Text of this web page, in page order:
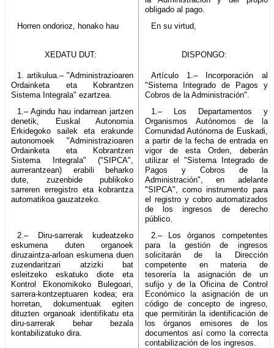
obligado al pago.
Horren ondorioz, honako hau
En su virtud,
XEDATU DUT: DISPONGO:
1. artikulua.– "Administrazioaren
Ordainketa eta Kobrantzen
Sistema Integrala" ezartzea.
Artículo 1.– Incorporación al
"Sistema Integrado de Pagos y
Cobros de la Administración".
1.– Agindu hau indarrean jartzen
denetik, Euskal Autonomia
Erkidegoko sailek eta erakunde
autonomoek "Administrazioaren
Ordainketa eta Kobrantzen
Sistema Integrala" ("SIPCA",
aurrerantzean) erabili beharko
dute, zuzenbide publikoko
sarreren erregistro eta kobrantza
automatikoa gauzatzeko.
1.– Los Departamentos y
Organismos Autónomos de la
Comunidad Autónoma de Euskadi,
a partir de la fecha de entrada en
vigor de esta Orden, deberán
utilizar el "Sistema Integrado de
Pagos y Cobros de la
Administración", en adelante
"SIPCA", como instrumento para
el registro y cobro automatizados
de los ingresos de derecho
público.
2.– Diru-sarrerak kudeatzeko
eskumena duten organoek
diruzaintza-arloan eskumena duen
zuzendaritzari atzizki bat
esleitzeko eskatuko diote eta
Kontrol Ekonomikoko Bulegoari,
sarrera-kontzeptuaren kodea; era
horretan, dokumentuak egiten
dituzten organoak identifikatu eta
diru-sarrerak behar bezala
kontabilizatuko dira.
2.– Los órganos competentes
para la gestión de ingresos
solicitarán de la Dirección
competente en materia de
tesorería la asignación de un
sufijo y de la Oficina de Control
Económico la asignación de un
código de concepto de ingreso,
que permitirán la identificación de
los órganos emisores de los
documentos así como la correcta
contabilización de los ingresos.